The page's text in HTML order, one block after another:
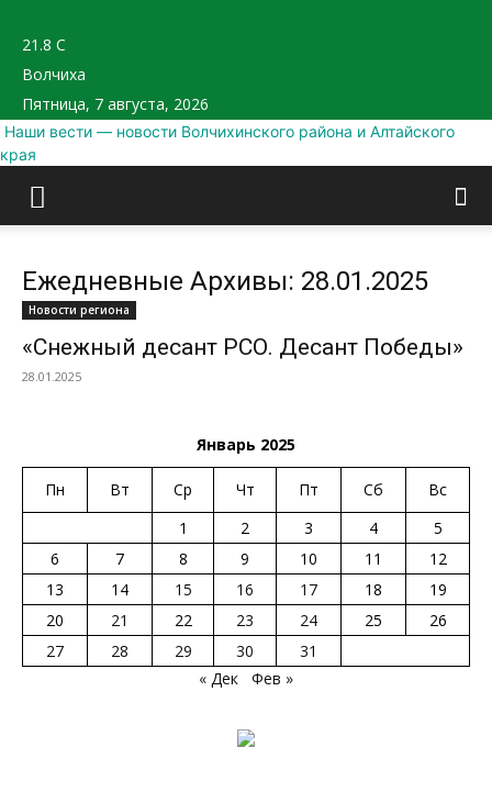
21.8 C
Волчиха
Пятница, 7 августа, 2026
Наши вести — новости Волчихинского района и Алтайского
края
Ежедневные Архивы: 28.01.2025
Новости региона
«Снежный десант РСО. Десант Победы»
28.01.2025
Январь 2025
Пн Вт Ср Чт Пт Сб
Вс
1
2 3 4
5
6
7 8 9 10 11
12
13
14 15 16 17 18
19
20
21 22 23 24 25
26
27
28 29 30
31
« Дек
Фев »